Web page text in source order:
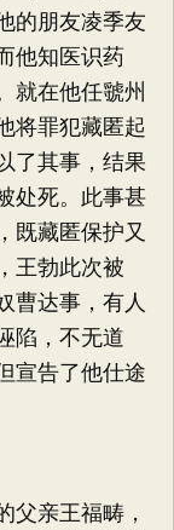
的朋友凌季友
他知医识药
就在他任虢州
将罪犯藏匿起
了其事，结果
处死。此事甚
既藏匿保护又
王勃此次被
曹达事，有人
陷，不无道
宣告了他仕途
亲王福畴，